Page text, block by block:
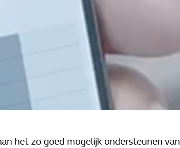
het zo goed mogelijk ondersteunen